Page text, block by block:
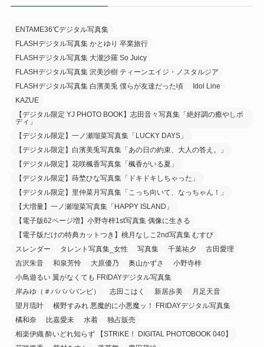
ENTAME36℃デジタル写真集
FLASHデジタル写真集 かとゆり 卒業旅行
FLASHデジタル写真集 大瀧沙羅 So Juicy
FLASHデジタル写真集 沢美沙樹 ティーンエイジ・ノスタルジア
FLASHデジタル写真集 白濱美兎 僕らが友達だった頃
Idol Line
KAZUE
【デジタル限定 YJ PHOTO BOOK】志田音々写真集「絶好調の癒やしボ
ディ」
【デジタル限定】一ノ瀬瑠菜写真集「LUCKY DAYS」
【デジタル限定】白濱美兎写真集「あの日の約束、大人の答え。」
【デジタル限定】花咲楓香写真集「楓香がいる夏」
【デジタル限定】蒔埜ひな写真集「ドキドキしちゃった」
【デジタル限定】里仲菜月写真集「こっち向いて、なっちゃん！」
【大増量】一ノ瀬瑠菜写真集「HAPPY ISLAND」
【電子版62ページ増】小野寺梓1st写真集 偶像に生きる
【電子版だけの特典カットつき】桃月なしこ2nd写真集 むすび
スレンダー
タレント写真集_女性 写真集 千葉祐夕
古田愛理
吉沢朱音
和泉芳怜 大原優乃 奥山かずさ
小野寺梓
小鳥遊るい 翼がなくても FRIDAYデジタル写真集
岸みゆ（＃ババババンビ）
志田こはく 新居歩美
月足天音
望月琉叶
横野すみれ 悪魔的に小悪魔ッ！ FRIDAYデジタル写真集
橘和奈
比嘉愛未 水着
独占販売
相楽伊織 酔いどれ知らず 【STRiKE！ DIGITAL PHOTOBOOK 040】